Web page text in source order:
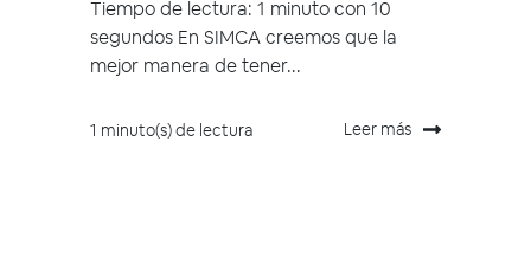
Tiempo de lectura: 1 minuto con 10
segundos En SIMCA creemos que la
mejor manera de tener...
1 minuto(s) de lectura Leer más